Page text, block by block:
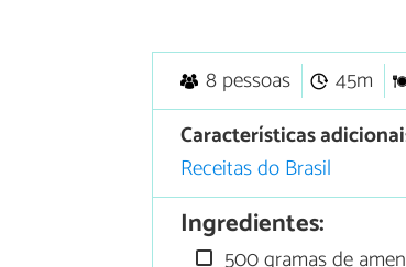
8 pessoas 45m
Características
Receitas do Brasil
Ingredientes:
500 gramas de